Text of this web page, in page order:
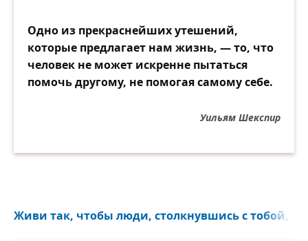
Одно из прекраснейших утешений,
которые предлагает нам жизнь, — то, что
человек не может искренне пытаться
помочь другому, не помогая самому себе.
Уильям Шекспир
Живи так, чтобы люди, столкнувшись с тобой,